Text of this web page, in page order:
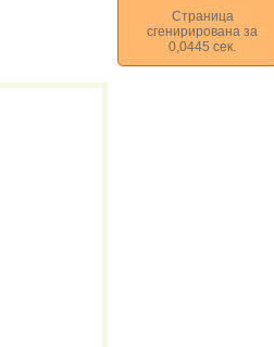
Страница
сгенирирована за
0,0445 сек.